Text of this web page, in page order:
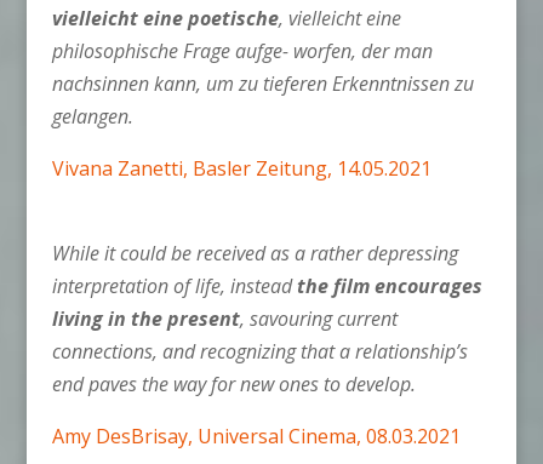
vielleicht eine poetische, vielleicht eine
philosophische Frage aufge- worfen, der man
nachsinnen kann, um zu tieferen Erkenntnissen zu
gelangen.
Vivana Zanetti, Basler Zeitung, 14.05.2021
While it could be received as a rather depressing
interpretation of life, insteadthe film encourages
living in the present, savouring current
connections, and recognizing that a relationship’s
end paves the way for new ones to develop.
Amy DesBrisay, Universal Cinema, 08.03.2021